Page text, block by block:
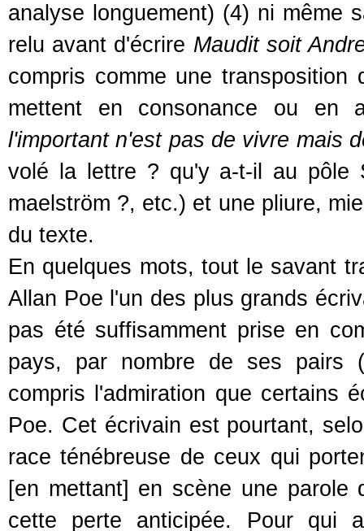
analyse longuement) (4) ni même
relu avant d'écrire Maudit soit
compris comme une
mettent en consonance ou en
l'important n'est pas de vivre mais
volé la lettre ? qu'y a-t-il au pôle
maelström ?, etc.) et une pliure,
du texte.
En quelques mots, tout le savant
Allan Poe l'un des plus grands
pas été suffisamment prise en
pays, par nombre de ses pairs
compris l'admiration que certains
Poe. Cet écrivain est pourtant,
race ténébreuse de ceux qui
[en mettant] en scène une
cette perte anticipée. Pour qui